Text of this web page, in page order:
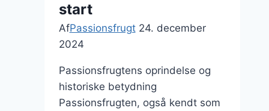
start
AfPassionsfrugt 24. december
2024
Passionsfrugtens oprindelse og
historiske betydning
Passionsfrugten, også kendt som